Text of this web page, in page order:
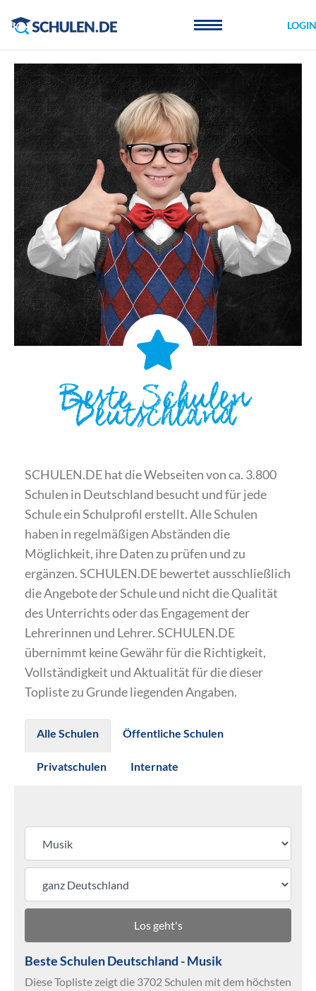
LOGIN
Beste Schulen
Deutschland
SCHULEN.DE hat die Webseiten von ca. 3.800
Schulen in Deutschland besucht und für jede
Schule ein Schulprofil erstellt. Alle Schulen
haben in regelmäßigen Abständen die
Möglichkeit, ihre Daten zu prüfen und zu
ergänzen. SCHULEN.DE bewertet ausschließlich
die Angebote der Schule und nicht die Qualität
des Unterrichts oder das Engagement der
Lehrerinnen und Lehrer. SCHULEN.DE
übernimmt keine Gewähr für die Richtigkeit,
Vollständigkeit und Aktualität für die dieser
Topliste zu Grunde liegenden Angaben.
Alle Schulen Öffentliche Schulen
Privatschulen Internate
Los geht's
Beste Schulen Deutschland - Musik
Diese Topliste zeigt die 3702 Schulen mit dem höchsten